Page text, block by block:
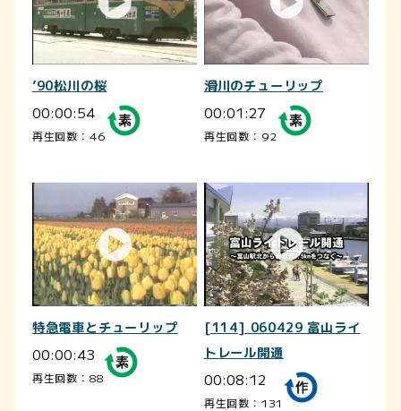
’90松川の桜
00:00:54
再生回数：46
滑川のチューリップ
00:01:27
再生回数：92
特急電車とチューリップ
00:00:43
再生回数：88
[114] 060429 富山ライ
トレール開通
00:08:12
再生回数：131